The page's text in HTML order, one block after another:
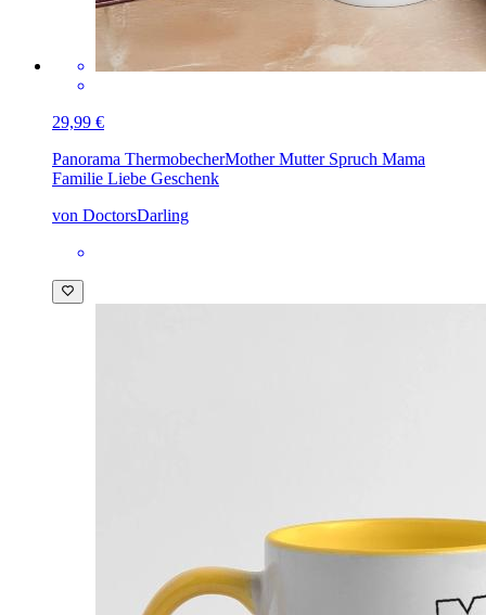
29,99 €
Panorama ThermobecherMother Mutter Spruch Mama
Familie Liebe Geschenk
von DoctorsDarling